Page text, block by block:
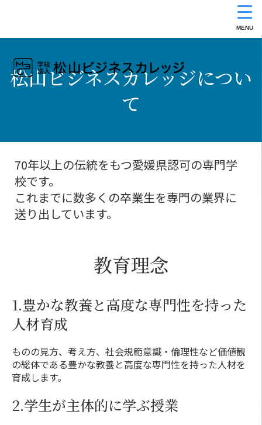
MENU
松山ビジネスカレッジについ
て
70年以上の伝統をもつ愛媛県認可の専門学
校です。
これまでに数多くの卒業生を専門の業界に
送り出しています。
教育理念
1.豊かな教養と高度な専門性を持った
人材育成
ものの見方、考え方、社会規範意識・倫理性など価値観
の総体である豊かな教養と高度な専門性を持った人材を
育成します。
2.学生が主体的に学ぶ授業